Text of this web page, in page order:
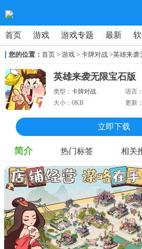
首页 游戏 游戏专题 最新
您的位置： 首页 > 游戏 > 卡牌对战 >英雄来袭
英雄来袭无限宝石版
类型： 卡牌对战 语言
大小： 0KB 更新
立即下载
简介 热门标签 相关